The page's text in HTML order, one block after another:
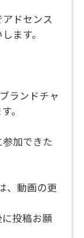
ドセンス
ます。
ランドチャ
。
加できた
、動画の更
投稿お願